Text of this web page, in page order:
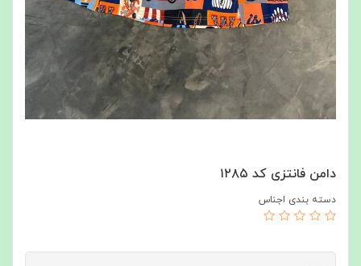
دامن فانتزی کد ۱۲۸۵
دسته بندی اجناس